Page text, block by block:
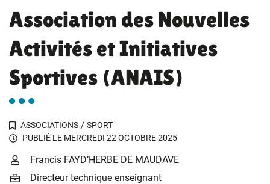
Association des Nouvelles
Activités et Initiatives
Sportives (ANAIS)
ASSOCIATIONS / SPORT
PUBLIÉ LE MERCREDI 22 OCTOBRE 2025
INFOS UTILES
Francis FAYD’HERBE DE MAUDAVE
Directeur technique enseignant